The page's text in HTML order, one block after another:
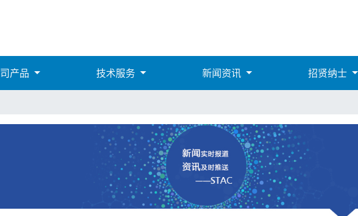
产品 技术服务 新闻资讯 招贤纳士